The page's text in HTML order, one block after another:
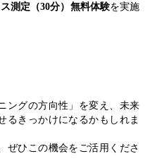
測定（30分）無料体験を実施
ングの方向性」を変え、未来
るきっかけになるかもしれま
ぜひこの機会をご活用くださ